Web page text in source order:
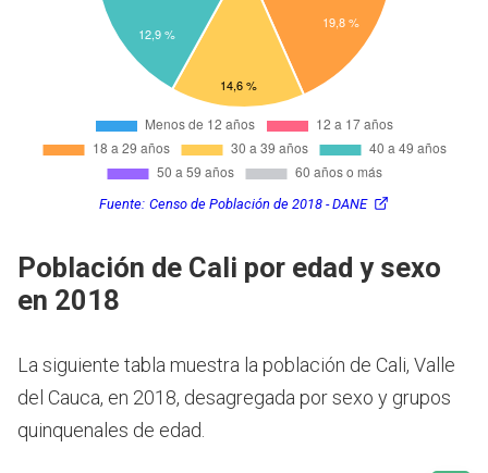
Fuente: Censo de Población de 2018 - DANE
Población de Cali por edad y sexo
en 2018
La siguiente tabla muestra la población de Cali, Valle
del Cauca, en 2018, desagregada por sexo y grupos
quinquenales de edad.